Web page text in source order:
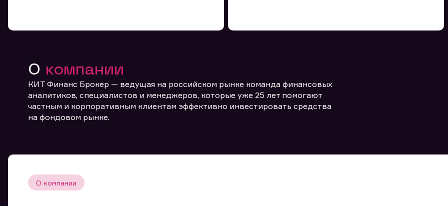
О компании
КИТ Финанс Брокер — ведущая на российском рынке команда финансовых
аналитиков, специалистов и менеджеров, которые уже 25 лет помогают
частным и корпоративным клиентам эффективно инвестировать средства
на фондовом рынке.
О компании
Отправить заявку